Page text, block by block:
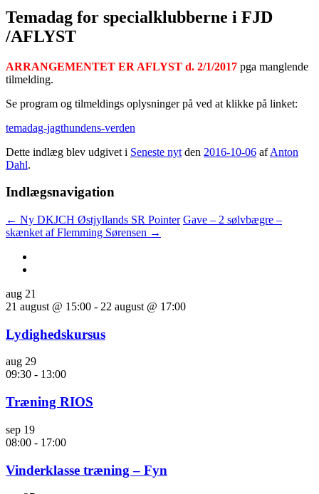
Temadag for specialklubberne i FJD
/AFLYST
ARRANGEMENTET ER AFLYST d. 2/1/2017 pga manglende
tilmelding.
Se program og tilmeldings oplysninger på ved at klikke på linket:
temadag-jagthundens-verden
Dette indlæg blev udgivet i Seneste nyt den 2016-10-06 afAnton
Dahl.
Indlægsnavigation
← Ny DKJCH Østjyllands SR Pointer Gave – 2 sølvbægre –
skænket af Flemming Sørensen →
aug 21
21 august @ 15:00 - 22 august @ 17:00
Lydighedskursus
aug 29
09:30 - 13:00
Træning RIOS
sep 19
08:00 - 17:00
Vinderklasse træning – Fyn